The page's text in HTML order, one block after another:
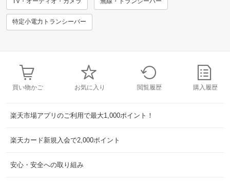
特定小電力トランシーバー
買い物かご お気に入り 閲覧履歴 購入履歴
楽天市場アプリのご利用で最大1,000ポイント！
楽天カード新規入会で2,000ポイント
安心・安全への取り組み